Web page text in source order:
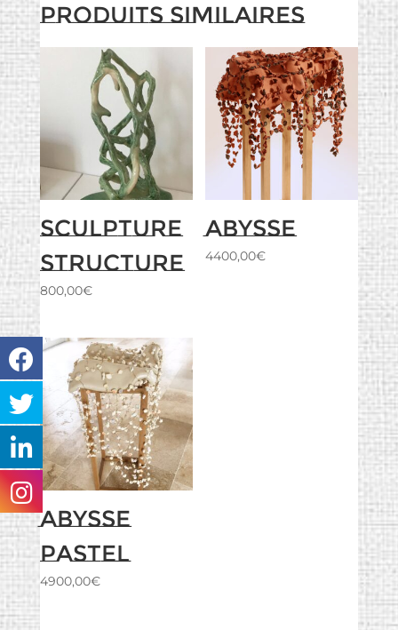
Produits similaires
Sculpture
Structure
800,00€
Abysse
4400,00€
Abysse
Pastel
4900,00€